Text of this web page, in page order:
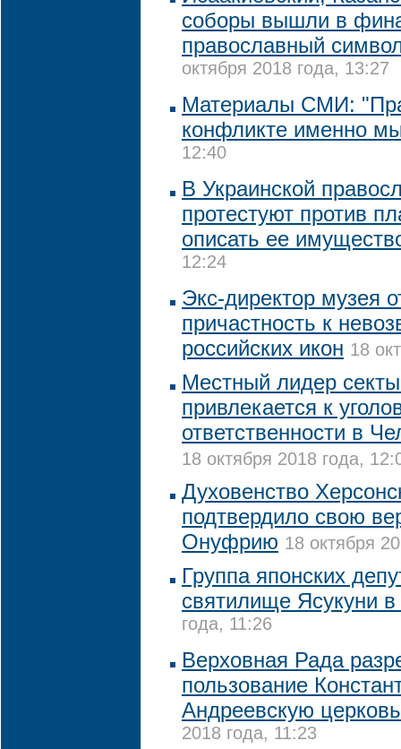
соборы вышли в
православный
октября 2018 года, 13:27
Материалы СМИ:
конфликте именно
12:40
В Украинской
протестуют против
описать ее
12:24
Экс-директор музея
причастность к
российских икон 18
Местный лидер
привлекается к
ответственности в
18 октября 2018 года,
Духовенство
подтвердило свою
Онуфрию 18 октября
Группа японских
святилище Ясукуни в
года, 11:26
Верховная Рада
пользование
Андреевскую
2018 года, 11:23